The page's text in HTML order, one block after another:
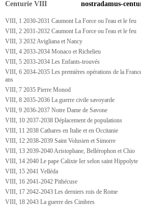
Centurie VIII
VIII, 1 2030-2031 Caumont La Force ou l'eau et le feu
VIII, 2 2031-2032 Caumont La Force ou l'eau et le feu
VIII, 3 2032 Avigliana et Nancy
VIII, 4 2033-2034 Monaco et Richelieu
VIII, 5 2033-2034 Les Enfants-trouvés
VIII, 6 2034-2035 Les premières opérations de la
ans
VIII, 7 2035 Pierre Monod
VIII, 8 2035-2036 La guerre civile savoyarde
VIII, 9 2036-2037 Notre Dame de Savone
VIII, 10 2037-2038 Déplacement de populations
VIII, 11 2038 Cathares en Italie et en Occitanie
VIII, 12 2038-2039 Saint Volusien et Simorre
VIII, 13 2039-2040 Aristophane, Bellérophon et Chio
VIII, 14 2040 Le pape Calixte Ier selon saint Hippolyte
VIII, 15 2041 Velléda
VIII, 16 2041-2042 Pithécuse
VIII, 17 2042-2043 Les derniers rois de Rome
VIII, 18 2043 La guerre des Cimbres
nostradamus-